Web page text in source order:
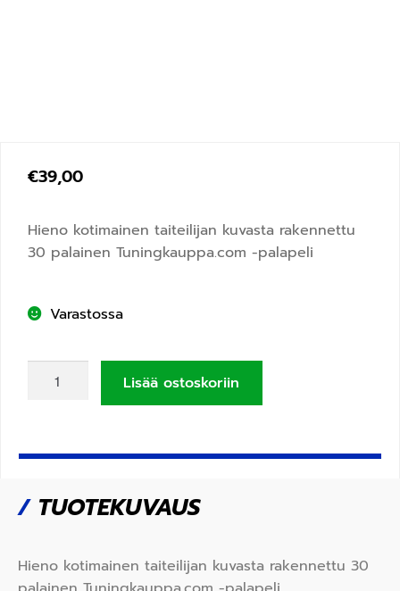
€39,00
Hieno kotimainen taiteilijan kuvasta rakennettu
30 palainen Tuningkauppa.com -palapeli
Varastossa
Lisää ostoskoriin
/TUOTEKUVAUS
Hieno kotimainen taiteilijan kuvasta rakennettu 30